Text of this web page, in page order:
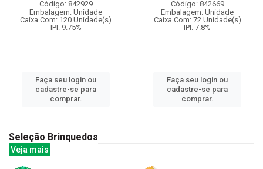
Código: 842929
Embalagem: Unidade
Caixa Com: 120 Unidade(s)
IPI: 9.75%
Faça seu login ou
cadastre-se para
comprar.
Código: 842669
Embalagem: Unidade
Caixa Com: 72 Unidade(s)
IPI: 7.8%
Faça seu login ou
cadastre-se para
comprar.
Seleção Brinquedos
Veja mais